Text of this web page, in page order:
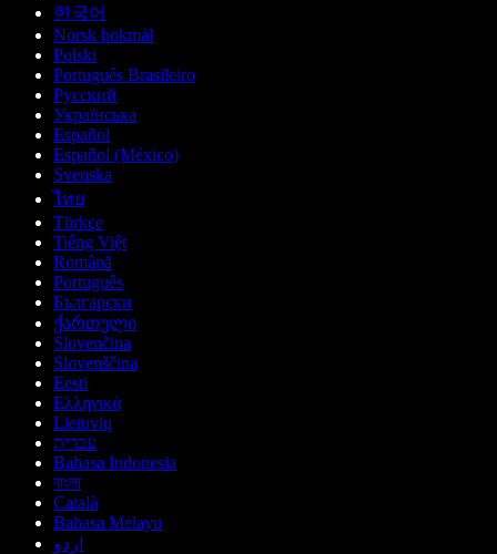
한국어
Norsk bokmål
Polski
Português Brasileiro
Русский
Українська
Español
Español (México)
Svenska
ไทย
Türkçe
Tiếng Việt
Română
Português
Български
ქართული
Slovenčina
Slovenščina
Eesti
Ελληνικά
Lietuvių
עברית
Bahasa Indonesia
বাংলা
Català
Bahasa Melayu
اردو